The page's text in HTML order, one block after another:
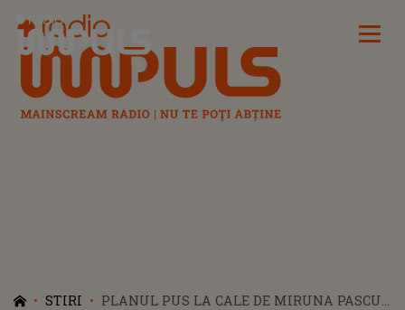
Radio Impuls
STIRI
PLANUL PUS LA CALE DE MIRUNA PASCU